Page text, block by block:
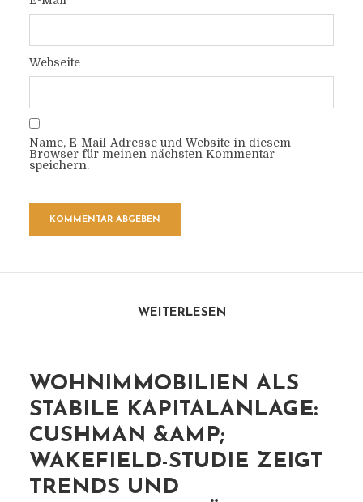
Webseite
Name, E-Mail-Adresse und Website in diesem
Browser für meinen nächsten Kommentar
speichern.
WEITERLESEN
WOHNIMMOBILIEN ALS
STABILE KAPITALANLAGE:
CUSHMAN &AMP;
WAKEFIELD-STUDIE ZEIGT
TRENDS UND